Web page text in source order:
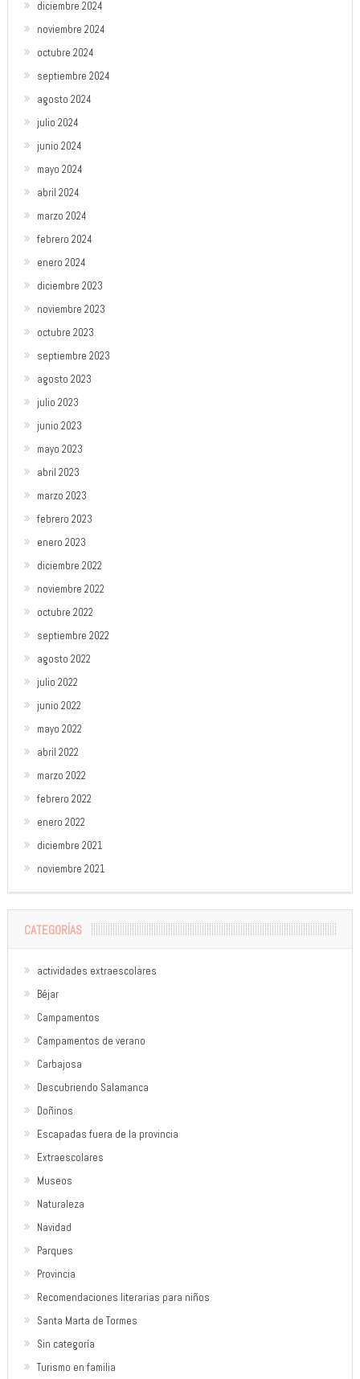
diciembre 2024
noviembre 2024
octubre 2024
septiembre 2024
agosto 2024
julio 2024
junio 2024
mayo 2024
abril 2024
marzo 2024
febrero 2024
enero 2024
diciembre 2023
noviembre 2023
octubre 2023
septiembre 2023
agosto 2023
julio 2023
junio 2023
mayo 2023
abril 2023
marzo 2023
febrero 2023
enero 2023
diciembre 2022
noviembre 2022
octubre 2022
septiembre 2022
agosto 2022
julio 2022
junio 2022
mayo 2022
abril 2022
marzo 2022
febrero 2022
enero 2022
diciembre 2021
noviembre 2021
CATEGORÍAS
actividades extraescolares
Béjar
Campamentos
Campamentos de verano
Carbajosa
Descubriendo Salamanca
Doñinos
Escapadas fuera de la provincia
Extraescolares
Museos
Naturaleza
Navidad
Parques
Provincia
Recomendaciones literarias para niños
Santa Marta de Tormes
Sin categoría
Turismo en familia